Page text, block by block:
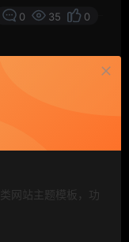
0 35 0
，双方联合开发的
汽集团董事长陈
司与阿里巴巴集团
被归档请点击
网站主题模板，功